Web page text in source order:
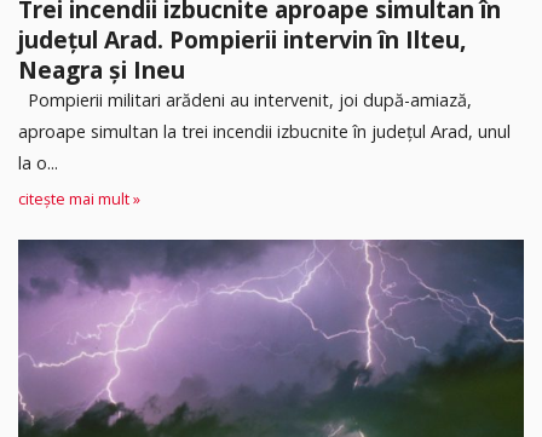
Trei incendii izbucnite aproape simultan în
județul Arad. Pompierii intervin în Ilteu,
Neagra și Ineu
Pompierii militari arădeni au intervenit, joi după-amiază,
aproape simultan la trei incendii izbucnite în județul Arad, unul
la o...
citește mai mult »